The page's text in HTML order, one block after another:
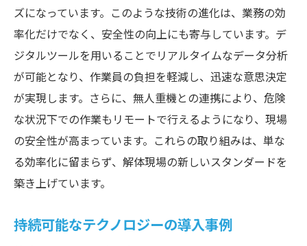
持続可能な産業モデルへの転換
未来型解体技術が描く新しい地平線
技術進化が促す次世代の解体スタイル
ズになっています。このような技術の進化は、業務の効
率化だけでなく、安全性の向上にも寄与しています。デ
ジタルツールを用いることでリアルタイムなデータ分析
が可能となり、作業員の負担を軽減し、迅速な意思決定
が実現します。さらに、無人重機との連携により、危険
な状況下での作業もリモートで行えるようになり、現場
の安全性が高まっています。これらの取り組みは、単な
る効率化に留まらず、解体現場の新しいスタンダードを
築き上げています。
持続可能なテクノロジーの導入事例